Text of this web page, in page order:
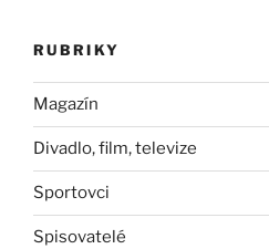
RUBRIKY
Magazín
Divadlo, film, televize
Sportovci
Spisovatelé